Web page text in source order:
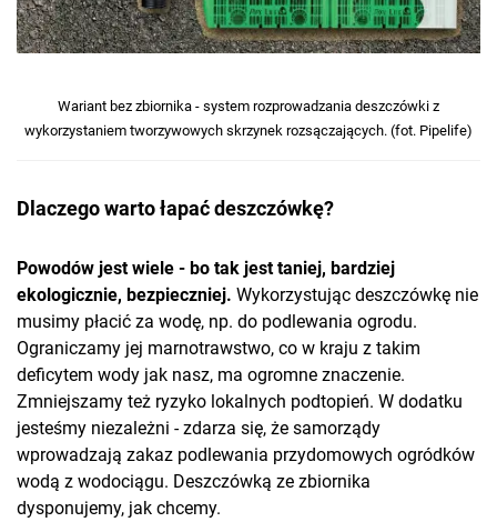
Wariant bez zbiornika - system rozprowadzania deszczówki z
wykorzystaniem tworzywowych skrzynek rozsączających. (fot. Pipelife)
Dlaczego warto łapać deszczówkę?
Powodów jest wiele - bo tak jest taniej, bardziej
ekologicznie, bezpieczniej. Wykorzystując deszczówkę nie
musimy płacić za wodę, np. do podlewania ogrodu.
Ograniczamy jej marnotrawstwo, co w kraju z takim
deficytem wody jak nasz, ma ogromne znaczenie.
Zmniejszamy też ryzyko lokalnych podtopień. W dodatku
jesteśmy niezależni - zdarza się, że samorządy
wprowadzają zakaz podlewania przydomowych ogródków
wodą z wodociągu. Deszczówką ze zbiornika
dysponujemy, jak chcemy.